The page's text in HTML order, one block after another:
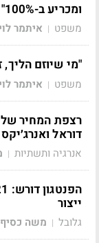
ומכריע ב-100%"
משפט | איתמר
"מי שיוזם
משפט | איתמר
רצפת המחיר
דוראל ואנרג׳יקס
אנרגיה ותשתיות |
ייצור
גלובל | משה כסיף